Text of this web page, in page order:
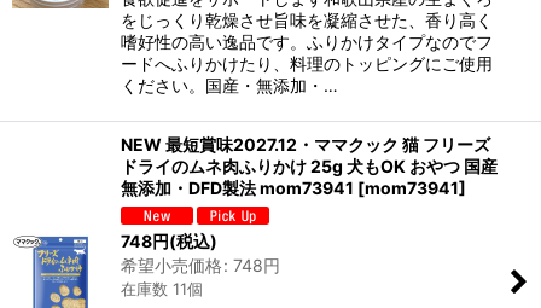
をじっくり乾燥させ旨味を凝縮させた、香り高く
嗜好性の高い逸品です。ふりかけタイプなのでフ
ードへふりかけたり、料理のトッピングにご使用
ください。国産・無添加・…
NEW 最短賞味2027.12・ママクック 猫 フリーズ
ドライのムネ肉ふりかけ 25g 犬もOK おやつ 国産
無添加・DFD製法 mom73941 [mom73941]
748円(税込)
希望小売価格: 748円
在庫数 11個